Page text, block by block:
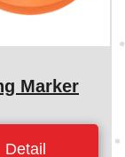
Marker
Detail